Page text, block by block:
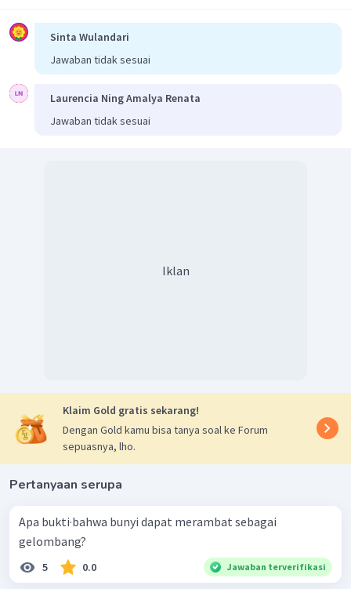
Sinta Wulandari
Jawaban tidak sesuai
Laurencia Ning Amalya Renata
Jawaban tidak sesuai
Iklan
Klaim Gold gratis sekarang!
Dengan Gold kamu bisa tanya soal ke Forum
sepuasnya, lho.
Pertanyaan serupa
Apa bukti·bahwa bunyi dapat merambat sebagai
gelombang?
5 0.0 Jawaban terverifikasi